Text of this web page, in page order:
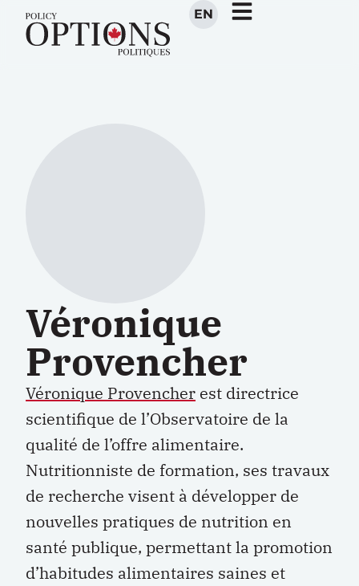
EN
Véronique
Provencher
Véronique Provencher est directrice
scientifique de l’Observatoire de la
qualité de l’offre alimentaire.
Nutritionniste de formation, ses travaux
de recherche visent à développer de
nouvelles pratiques de nutrition en
santé publique, permettant la promotion
d’habitudes alimentaires saines et